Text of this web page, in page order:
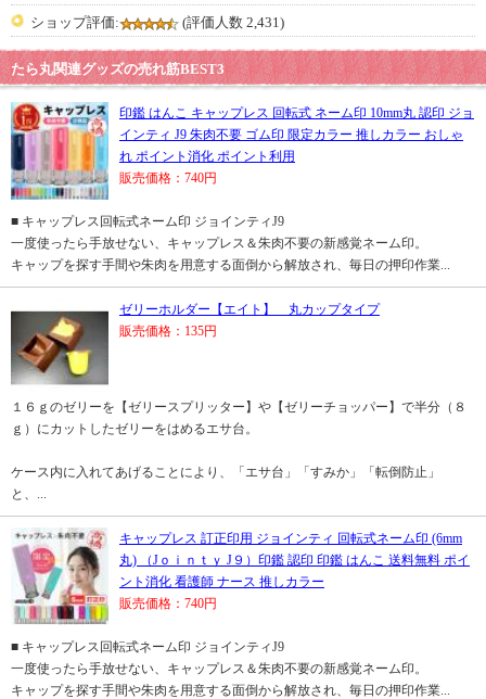
ショップ評価:
(評価人数 2,431)
たら丸関連グッズの売れ筋BEST3
印鑑 はんこ キャップレス 回転式 ネーム印 10mm丸 認印 ジョ
インティ J9 朱肉不要 ゴム印 限定カラー 推しカラー おしゃ
れ ポイント消化 ポイント利用
販売価格：740円
■ キャップレス回転式ネーム印 ジョインティJ9
一度使ったら手放せない、キャップレス＆朱肉不要の新感覚ネーム印。
キャップを探す手間や朱肉を用意する面倒から解放され、毎日の押印作業...
ゼリーホルダー【エイト】 丸カップタイプ
販売価格：135円
１６ｇのゼリーを【ゼリースプリッター】や【ゼリーチョッパー】で半分（８
ｇ）にカットしたゼリーをはめるエサ台。
ケース内に入れてあげることにより、「エサ台」「すみか」「転倒防止」
と、...
キャップレス 訂正印用 ジョインティ 回転式ネーム印 (6mm
丸) （Jｏｉｎｔｙ J９）印鑑 認印 印鑑 はんこ 送料無料 ポイ
ント消化 看護師 ナース 推しカラー
販売価格：740円
■ キャップレス回転式ネーム印 ジョインティJ9
一度使ったら手放せない、キャップレス＆朱肉不要の新感覚ネーム印。
キャップを探す手間や朱肉を用意する面倒から解放され、毎日の押印作業...